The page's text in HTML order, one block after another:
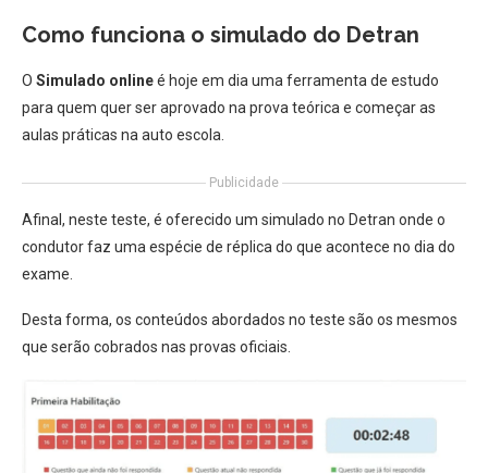
Como funciona o simulado do Detran
O Simulado onlineé hoje em dia uma ferramenta de estudo
para quem quer ser aprovado na prova teórica e começar as
aulas práticas na auto escola.
Publicidade
Afinal, neste teste, é oferecido um simulado no Detran onde o
condutor faz uma espécie de réplica do que acontece no dia do
exame.
Desta forma, os conteúdos abordados no teste são os mesmos
que serão cobrados nas provas oficiais.